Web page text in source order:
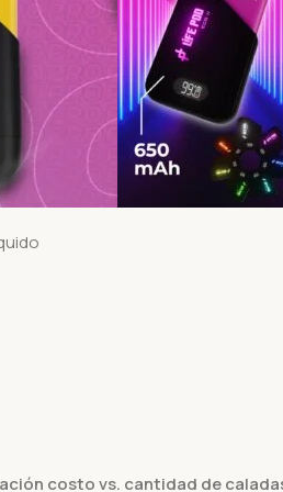
costo vs. cantidad de